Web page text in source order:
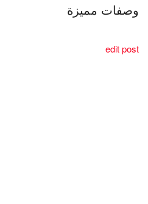
وصفات مميزة
edit post